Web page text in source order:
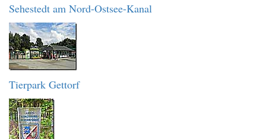
Sehestedt am Nord-Ostsee-Kanal
Tierpark Gettorf